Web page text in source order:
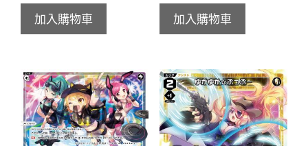
加入購物車 加入購物車